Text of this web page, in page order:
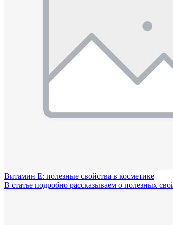
Витамин Е: полезные свойства в косметике
В статье подробно рассказываем о полезных